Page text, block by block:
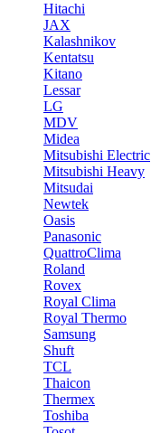
Hitachi
JAX
Kalashnikov
Kentatsu
Kitano
Lessar
LG
MDV
Midea
Mitsubishi Electric
Mitsubishi Heavy
Mitsudai
Newtek
Oasis
Panasonic
QuattroClima
Roland
Rovex
Royal Clima
Royal Thermo
Samsung
Shuft
TCL
Thaicon
Thermex
Toshiba